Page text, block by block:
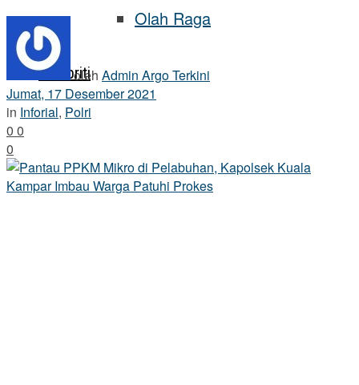
Olah Raga
Selebriti
oleh Admin Argo Terkini
Jumat, 17 Desember 2021
in Inforial, Polri
0 0
0